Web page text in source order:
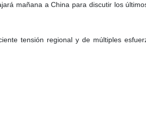
mañana a China para discutir los
tensión regional y de múltiples